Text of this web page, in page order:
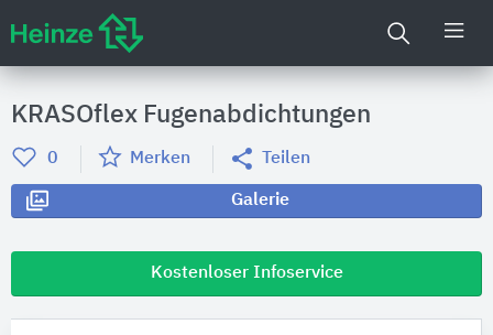
KRASOflex Fugenabdichtungen
0 Merken Teilen
Galerie
Kostenloser Infoservice